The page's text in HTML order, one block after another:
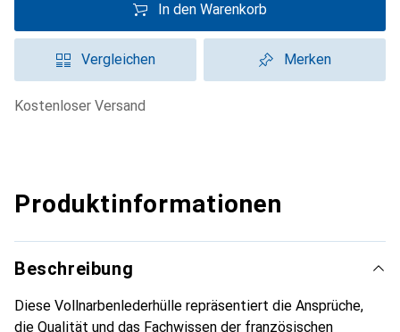
In den Warenkorb
Vergleichen Merken
kostenloser Versand
Produktinformationen
Beschreibung
Diese Vollnarbenlederhülle repräsentiert die Ansprüche,
die Qualität und das Fachwissen der französischen